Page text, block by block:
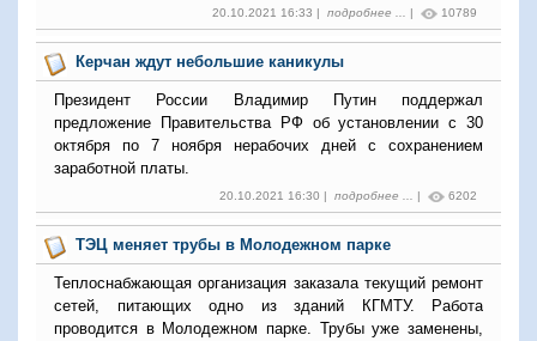
20.10.2021 16:33 | подробнее ... | 10789
Керчан ждут небольшие каникулы
Президент России Владимир Путин поддержал
предложение Правительства РФ об установлении с 30
октября по 7 ноября нерабочих дней с сохранением
заработной платы.
20.10.2021 16:30 | подробнее ... | 6202
ТЭЦ меняет трубы в Молодежном парке
Теплоснабжающая организация заказала текущий ремонт
сетей, питающих одно из зданий КГМТУ. Работа
проводится в Молодежном парке. Трубы уже заменены,